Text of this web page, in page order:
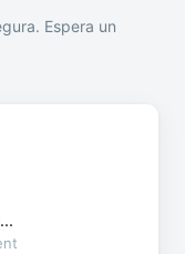
Espera un